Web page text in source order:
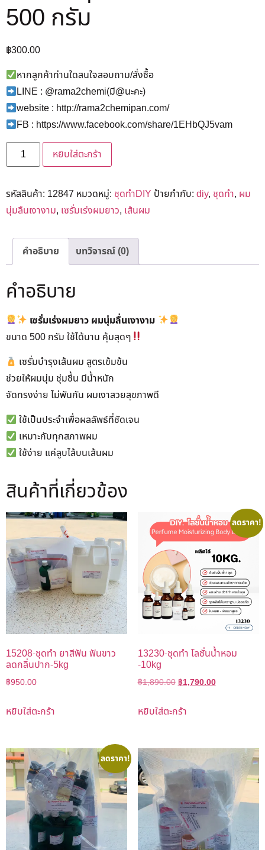
500 กรัม
฿300.00
หากลูกค้าท่านใดสนใจสอบถาม/สั่งซื้อ
LINE : @rama2chemi(มี@นะคะ)
website : http://rama2chemipan.com/
FB : https://www.facebook.com/share/1EHbQJ5vam
หยิบใส่ตะกร้า
รหัสสินค้า: 12847 หมวดหมู่: ชุดทำDIY ป้ายกำกับ: diy, ชุดทำ, ผม
นุ่มลืนเงางาม, เซรั่มเร่งผมยาว, เส้นผม
คำอธิบาย บทวิจารณ์ (0)
คำอธิบาย
เซรั่มเร่งผมยาว ผมนุ่มลื่นเงางาม
ขนาด 500 กรัม ใช้ได้นาน คุ้มสุดๆ
เซรั่มบำรุงเส้นผม สูตรเข้มข้น
ช่วยให้ผมนุ่ม ชุ่มชื้น มีน้ำหนัก
จัดทรงง่าย ไม่พันกัน ผมเงาสวยสุขภาพดี
ใช้เป็นประจำเพื่อผลลัพธ์ที่ชัดเจน
เหมาะกับทุกสภาพผม
ใช้ง่าย แค่ลูบไล้บนเส้นผม
สินค้าที่เกี่ยวข้อง
15208-ชุดทำ ยาสีฟัน ฟันขาว
ลดกลิ่นปาก-5kg
฿950.00
หยิบใส่ตะกร้า
ลดราคา!
13230-ชุดทำ โลชั่นน้ำหอม
-10kg
฿1,890.00 ฿1,790.00
หยิบใส่ตะกร้า
ลดราคา!